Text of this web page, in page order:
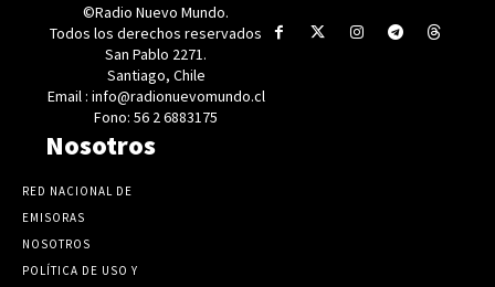
©Radio Nuevo Mundo.
Todos los derechos reservados
San Pablo 2271.
Santiago, Chile
Email : info@radionuevomundo.cl
Fono: 56 2 6883175
Nosotros
RED NACIONAL DE
EMISORAS
NOSOTROS
POLÍTICA DE USO Y